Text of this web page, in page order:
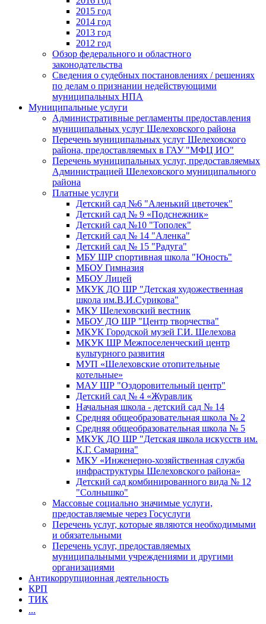
2015 год
2014 год
2013 год
2012 год
Обзор федерального и областного
законодательства
Сведения о судебных постановлениях / решениях
по делам о признании недействующими
муниципальных НПА
Муниципальные услуги
Административные регламенты предоставления
муниципальных услуг Шелеховского района
Перечень муниципальных услуг Шелеховского
района, предоставляемых в ГАУ "МФЦ ИО"
Перечень муниципальных услуг, предоставляемых
Администрацией Шелеховского муниципального
района
Платные услуги
Детский сад №6 "Аленький цветочек"
Детский сад № 9 «Подснежник»
Детский сад №10 "Тополек"
Детский сад № 14 "Аленка"
Детский сад № 15 "Радуга"
МБУ ШР спортивная школа "Юность"
МБОУ Гимназия
МБОУ Лицей
МКУК ДО ШР "Детская художественная
школа им.В.И.Сурикова"
МКУ Шелеховский вестник
МБОУ ДО ШР "Центр творчества"
МКУК Городской музей Г.И. Шелехова
МКУК ШР Межпоселенческий центр
культурного развития
МУП «Шелеховские отопительные
котельные»
МАУ ШР "Оздоровительный центр"
Детский сад № 4 «Журавлик
Начальная школа - детский сад № 14
Средняя общеобразовательная школа № 2
Средняя общеобразовательная школа № 5
МКУК ДО ШР "Детская школа искусств им.
К.Г. Самарина"
МКУ «Инженерно-хозяйственная служба
инфраструктуры Шелеховского района»
Детский сад комбинированного вида № 12
"Солнышко"
Массовые социально значимые услуги,
предоставляемые через Госуслуги
Перечень услуг, которые являются необходимыми
и обязательными
Перечень услуг, предоставляемых
муниципальными учреждениями и другими
организациями
Антикоррупционная деятельность
КРП
ТИК
...